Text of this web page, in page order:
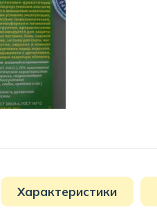
Характеристики